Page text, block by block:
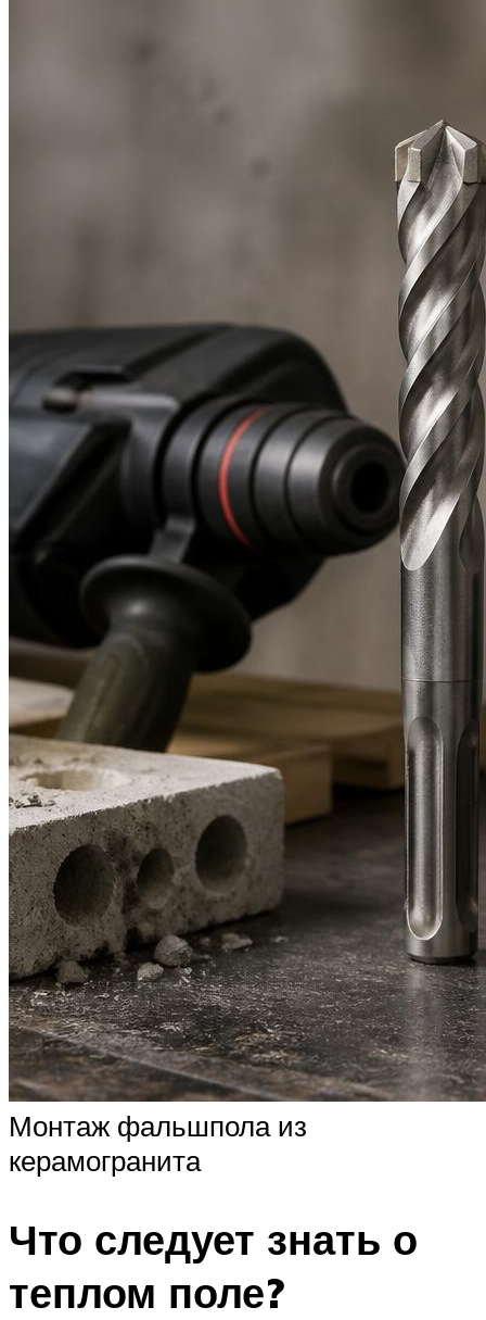
Монтаж фальшпола из
керамогранита
Что следует знать о
теплом поле?